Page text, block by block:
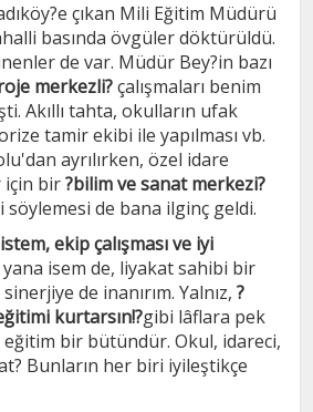
çıkan Mili Eğitim Müdürü
basında övgüler döktürüldü.
de var. Müdür Bey?in bazı
merkezli?çalışmaları benim
Akıllı tahta, okulların ufak
tamir ekibi ile yapılması vb.
ayrılırken, özel idare
için bir?bilim ve sanat merkezi?
de bana ilginç geldi.
ekip çalışması ve iyi
yana isem de, liyakat sahibi bir
de inanırım. Yalnız, ?
kurtarsın!?gibi lâflara pek
bir bütündür. Okul, idareci,
Bunların her biri iyileştikçe